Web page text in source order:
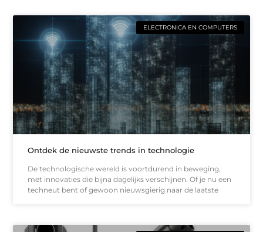
ELECTRONICA EN COMPUTERS
Ontdek de nieuwste trends in technologie
De technologische wereld is voortdurend in beweging,
met innovaties die bijna dagelijks verschijnen. Of je nu een
techneut bent of gewoon nieuwsgierig naar de laatste